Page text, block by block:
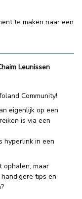
te maken naar een
Leunissen
Community!
eigenlijk op een
is via een
hyperlink in een
ophalen, maar
tips en